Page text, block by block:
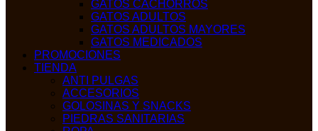
GATOS CACHORROS
GATOS ADULTOS
GATOS ADULTOS MAYORES
GATOS MEDICADOS
PROMOCIONES
TIENDA
ANTI PULGAS
ACCESORIOS
GOLOSINAS Y SNACKS
PIEDRAS SANITARIAS